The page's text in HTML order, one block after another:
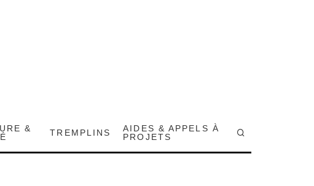
&
TREMPLINS
AIDES & APPELS À
PROJETS